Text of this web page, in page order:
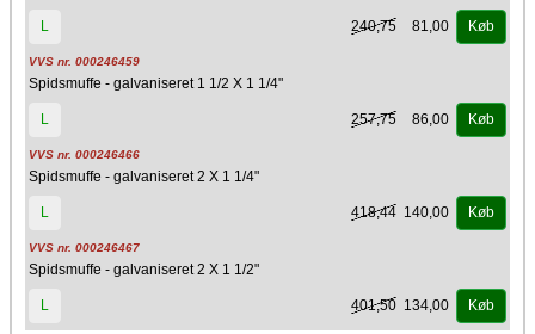
L 240,75 81,00 Køb
VVS nr. 000246459
Spidsmuffe - galvaniseret 1 1/2 X 1 1/4"
L 257,75 86,00 Køb
VVS nr. 000246466
Spidsmuffe - galvaniseret 2 X 1 1/4"
L 418,44 140,00 Køb
VVS nr. 000246467
Spidsmuffe - galvaniseret 2 X 1 1/2"
L 401,50 134,00 Køb